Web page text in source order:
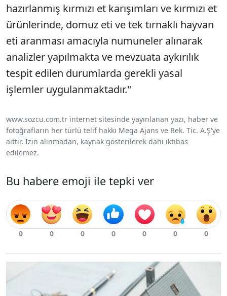
hazırlanmış kırmızı et karışımları ve kırmızı et
ürünlerinde, domuz eti ve tek tırnaklı hayvan
eti aranması amacıyla numuneler alınarak
analizler yapılmakta ve mevzuata aykırılık
tespit edilen durumlarda gerekli yasal
işlemler uygulanmaktadır."
www.sozcu.com.tr internet sitesinde yayınlanan yazı, haber ve
fotoğrafların her türlü telif hakkı Mega Ajans ve Rek. Tic. A.Ş'ye
aittir. İzin alınmadan, kaynak gösterilerek dahi iktibas
edilemez.
Bu habere emoji ile tepki ver